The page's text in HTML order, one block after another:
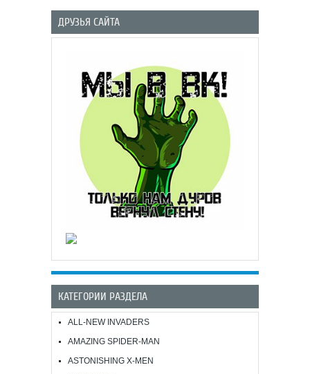
ДРУЗЬЯ САЙТА
КАТЕГОРИИ РАЗДЕЛА
ALL-NEW INVADERS
AMAZING SPIDER-MAN
ASTONISHING X-MEN